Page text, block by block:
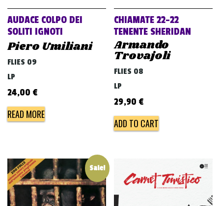
AUDACE COLPO DEI
SOLITI IGNOTI
Piero Umiliani
FLIES 09
LP
24,00 €
READ MORE
CHIAMATE 22-22
TENENTE SHERIDAN
Armando
Trovajoli
FLIES 08
LP
29,90 €
ADD TO CART
Sale!